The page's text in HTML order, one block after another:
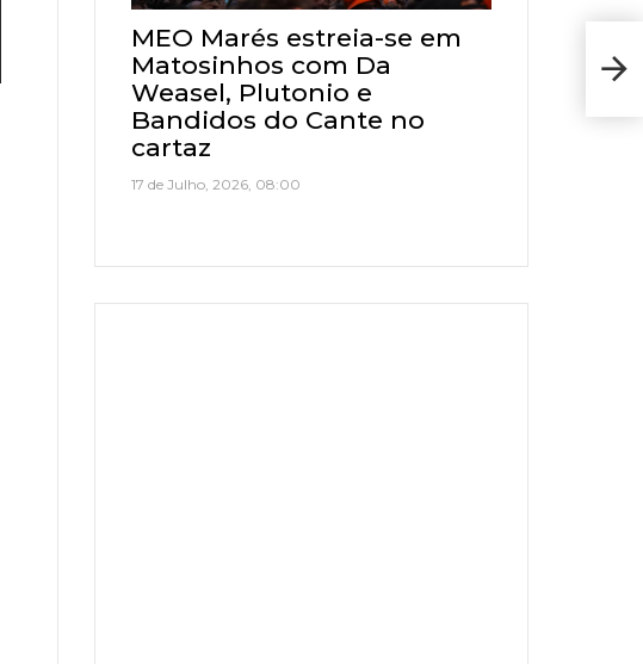
MEO Marés estreia-se em
Matosinhos com Da
Weasel, Plutonio e
Bandidos do Cante no
cartaz
17 de Julho, 2026, 08:00
23/